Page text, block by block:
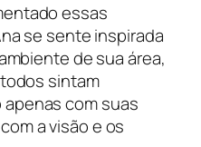
essas
se sente inspirada
de sua área,
sintam
com suas
a visão e os